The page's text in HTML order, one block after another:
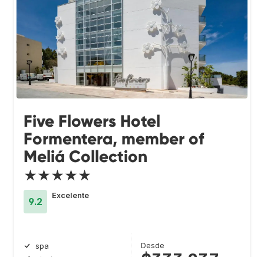
Five Flowers Hotel
Formentera, member of
Meliá Collection
★★★★★
9.2
Excelente
spa
Desde